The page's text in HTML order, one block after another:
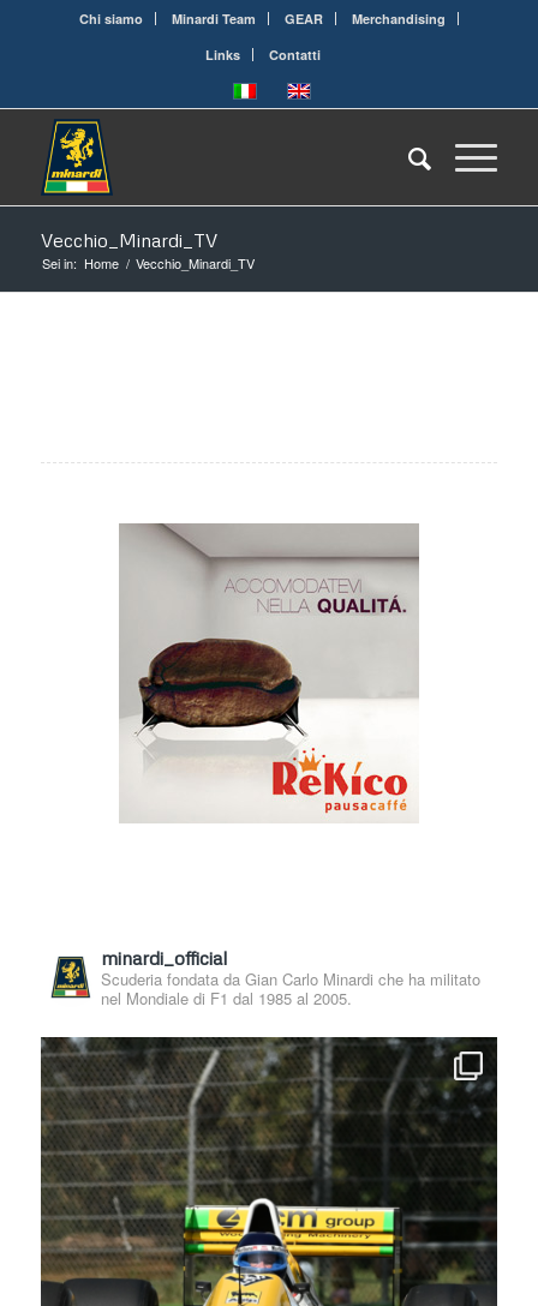
Chi siamo Minardi Team GEAR
Merchandising
Links
Contatti
Vecchio_Minardi_TV
Sei in: Home / Vecchio_Minardi_TV
minardi_official
Scuderia fondata da Gian Carlo Minardi che ha militato
nel Mondiale di F1 dal 1985 al 2005.